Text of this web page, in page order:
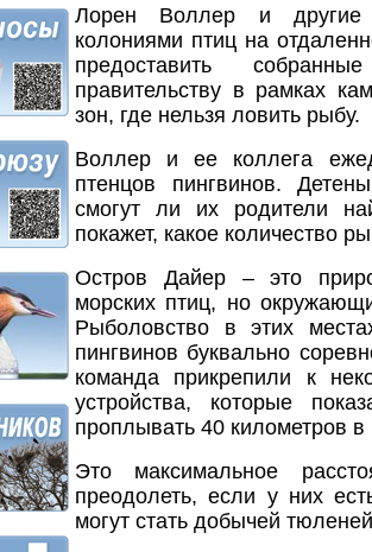
Лорен Воллер и другие
колониями птиц на
предоставить
правительству в рамках
зон, где нельзя ловить рыбу.
Воллер и ее коллега
птенцов пингвинов.
смогут ли их родители
покажет, какое количество
Остров Дайер – это
морских птиц, но
Рыболовство в этих
пингвинов буквально
команда прикрепили к
устройства, которые
проплывать 40 километров
Это максимальное
преодолеть, если у них
могут стать добычей